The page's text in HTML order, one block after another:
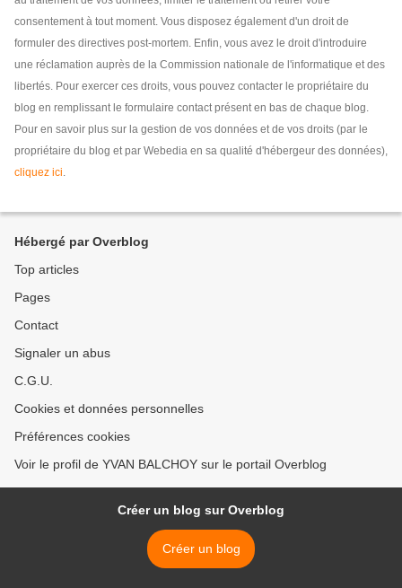
consentement à tout moment. Vous disposez également d'un droit de
formuler des directives post-mortem. Enfin, vous avez le droit d'introduire
une réclamation auprès de la Commission nationale de l'informatique et des
libertés. Pour exercer ces droits, vous pouvez contacter le propriétaire du
blog en remplissant le formulaire contact présent en bas de chaque blog.
Pour en savoir plus sur la gestion de vos données et de vos droits (par le
propriétaire du blog et par Webedia en sa qualité d'hébergeur des données),
cliquez ici.
Hébergé par Overblog
Top articles
Pages
Contact
Signaler un abus
C.G.U.
Cookies et données personnelles
Préférences cookies
Voir le profil de YVAN BALCHOY sur le portail Overblog
Créer un blog sur Overblog
Créer un blog